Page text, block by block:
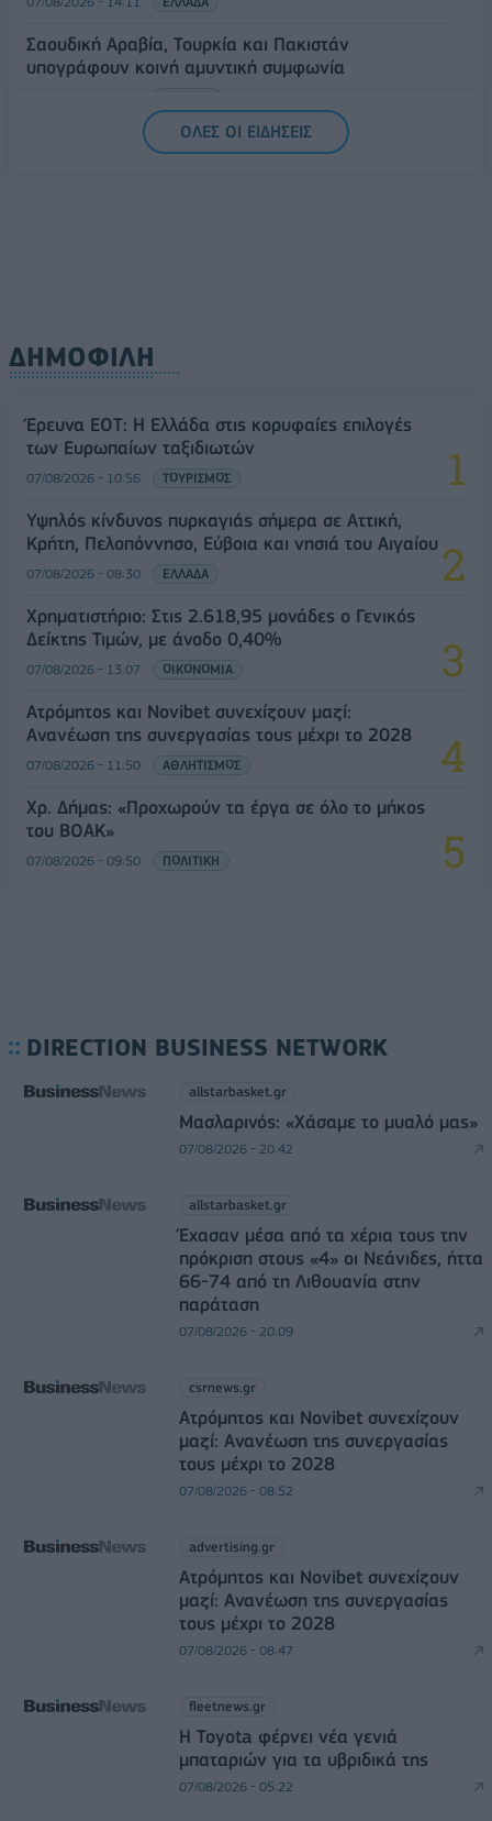
Σαουδική Αραβία, Τουρκία και Πακιστάν
υπογράφουν κοινή αμυντική συμφωνία
ΟΛΕΣ ΟΙ ΕΙΔΗΣΕΙΣ
ΔΗΜΟΦΙΛΗ
Έρευνα ΕΟΤ: Η Ελλάδα στις κορυφαίες επιλογές
των Ευρωπαίων ταξιδιωτών
07/08/2026 - 10:56 ΤΟΥΡΙΣΜΟΣ
Υψηλός κίνδυνος πυρκαγιάς σήμερα σε Αττική,
Κρήτη, Πελοπόννησο, Εύβοια και νησιά του Αιγαίου
07/08/2026 - 08:30 ΕΛΛΑΔΑ
Χρηματιστήριο: Στις 2.618,95 μονάδες ο Γενικός
Δείκτης Τιμών, με άνοδο 0,40%
07/08/2026 - 13:07 ΟΙΚΟΝΟΜΙΑ
Ατρόμητος και Novibet συνεχίζουν μαζί:
Ανανέωση της συνεργασίας τους μέχρι το 2028
07/08/2026 - 11:50 ΑΘΛΗΤΙΣΜΟΣ
Χρ. Δήμας: «Προχωρούν τα έργα σε όλο το μήκος
του ΒΟΑΚ»
07/08/2026 - 09:50 ΠΟΛΙΤΙΚΗ
DIRECTION BUSINESS NETWORK
allstarbasket.gr
Μασλαρινός: «Χάσαμε το μυαλό μας»
07/08/2026 - 20:42
allstarbasket.gr
Έχασαν μέσα από τα χέρια τους την
πρόκριση στους «4» οι Νεάνιδες, ήττα
66-74 από τη Λιθουανία στην
παράταση
07/08/2026 - 20:09
csrnews.gr
Ατρόμητος και Novibet συνεχίζουν
μαζί: Ανανέωση της συνεργασίας
τους μέχρι το 2028
07/08/2026 - 08:52
advertising.gr
Ατρόμητος και Novibet συνεχίζουν
μαζί: Ανανέωση της συνεργασίας
τους μέχρι το 2028
07/08/2026 - 08:47
fleetnews.gr
Η Toyota φέρνει νέα γενιά
μπαταριών για τα υβριδικά της
07/08/2026 - 05:22